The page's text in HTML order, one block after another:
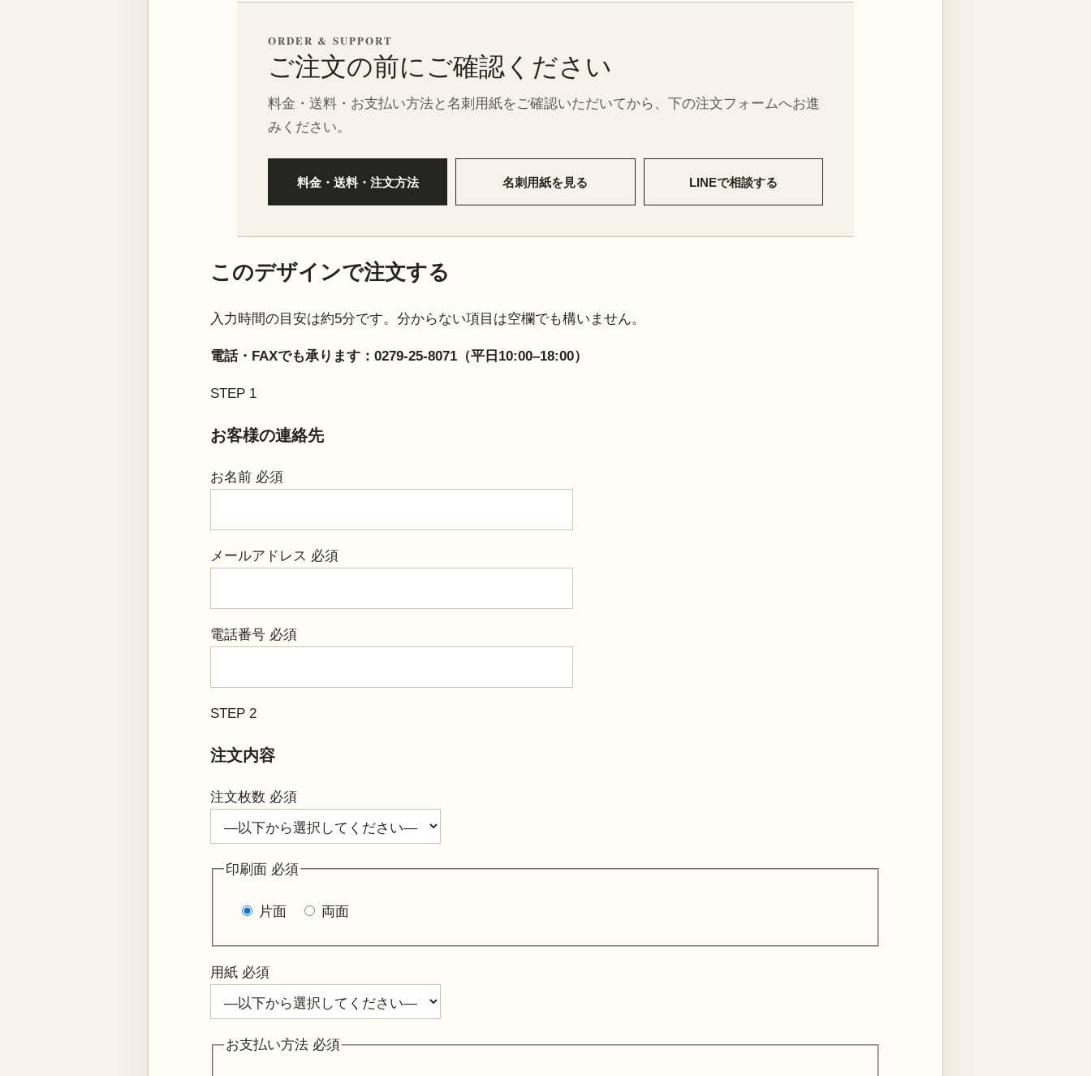
ORDER & SUPPORT
ご注文の前にご確認ください
料金・送料・お支払い方法と名刺用紙をご確認いただいてから、下の注文フォームへお進
みください。
料金・送料・注文方法 名刺用紙を見る LINEで相談する
このデザインで注文する
入力時間の目安は約5分です。分からない項目は空欄でも構いません。
電話・FAXでも承ります：0279-25-8071（平日10:00–18:00）
STEP 1
お客様の連絡先
お名前 必須
メールアドレス 必須
電話番号 必須
STEP 2
注文内容
注文枚数 必須
印刷面 必須
片面 両面
用紙 必須
お支払い方法 必須